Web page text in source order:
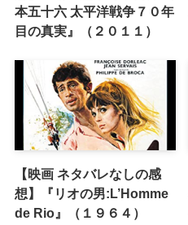
本五十六 太平洋戦争７０年
目の真実』（２０１１）
【映画 ネタバレなしの感
想】『リオの男:L’Homme
de Rio』（１９６４）